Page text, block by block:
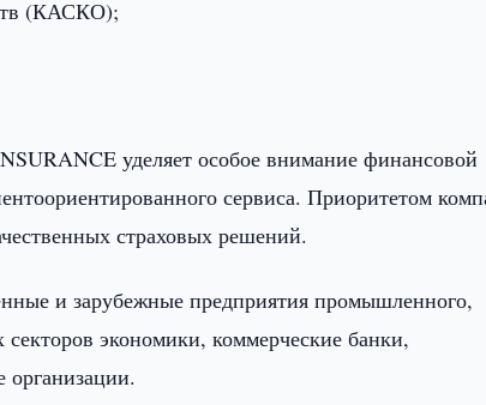
(КАСКО);
уделяет особое внимание финансовой
сервиса. Приоритетом
страховых решений.
и зарубежные предприятия промышленного,
секторов экономики, коммерческие банки,
организации.